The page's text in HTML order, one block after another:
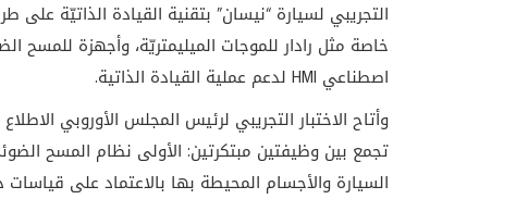
التجريبي لسيارة “نيسان” بتقنية القيادة الذاتيّة على
خاصة مثل رادار للموجات الميليمتريّة، وأجهزة للمسح
اصطناعي HMI لدعم عملية القيادة الذاتية.
وأتاح الاختبار التجريبي لرئيس المجلس الأوروبي
تجمع بين وظيفتين مبتكرتين: الأولى نظام المسح
السيارة والأجسام المحيطة بها بالاعتماد على قياسات